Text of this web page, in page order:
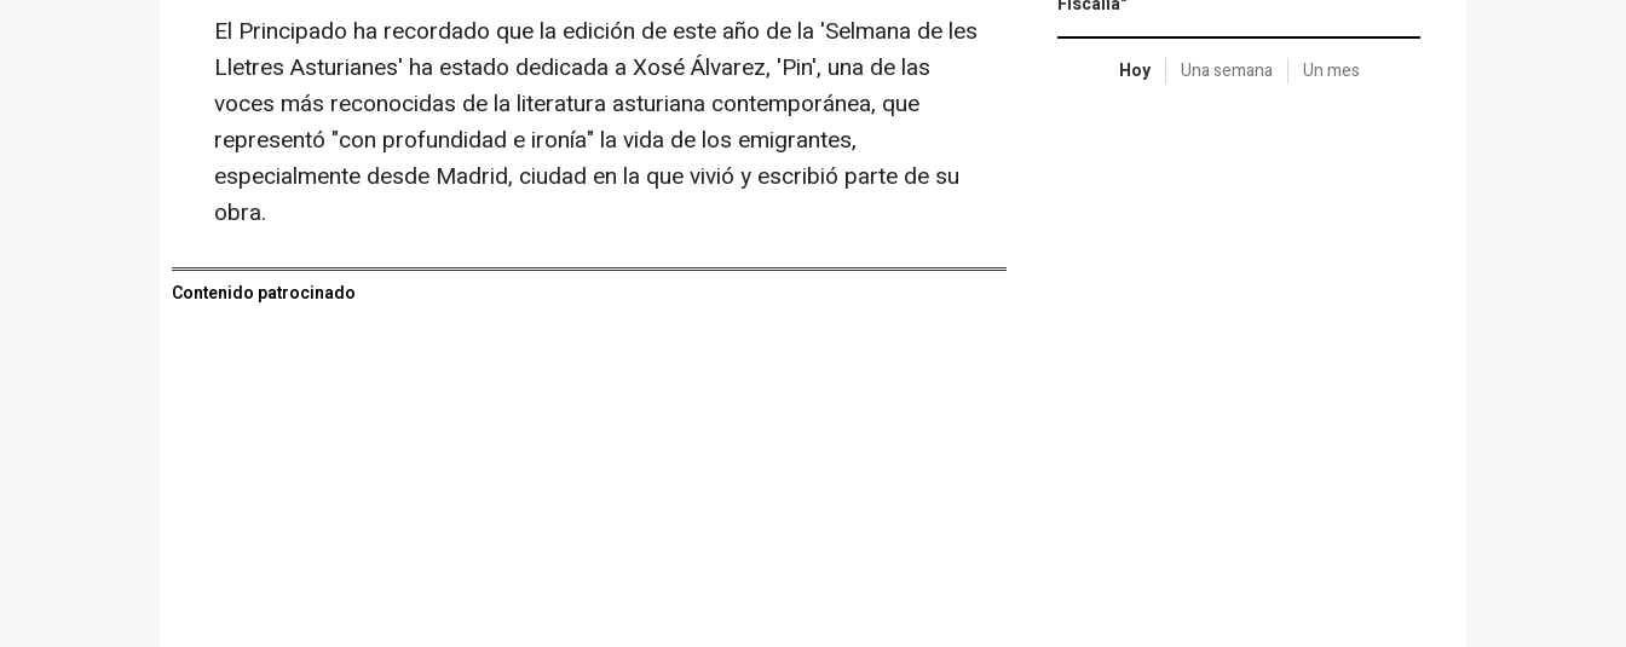
El Principado ha recordado que la edición de este año de la 'Selmana de les
Lletres Asturianes' ha estado dedicada a Xosé Álvarez, 'Pin', una de las
voces más reconocidas de la literatura asturiana contemporánea, que
representó "con profundidad e ironía" la vida de los emigrantes,
especialmente desde Madrid, ciudad en la que vivió y escribió parte de su
obra.
Contenido patrocinado
Hoy Una semana Un mes